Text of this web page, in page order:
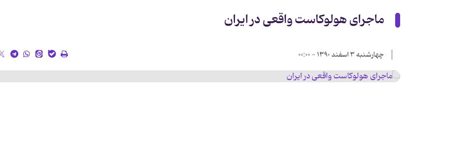
ماجرای هولوكاست واقعی در ایران
چهارشنبه ۳ اسفند ۱۳۹۰ - ۰۰:۰۰